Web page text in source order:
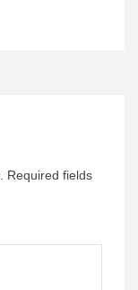
Required fields